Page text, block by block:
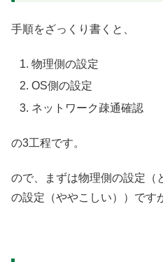
手順をざっくり書くと、
物理側の設定
OS側の設定
ネットワーク疎通確認
の3工程です。
ので、まずは物理側の設定（
の設定（ややこしい））です